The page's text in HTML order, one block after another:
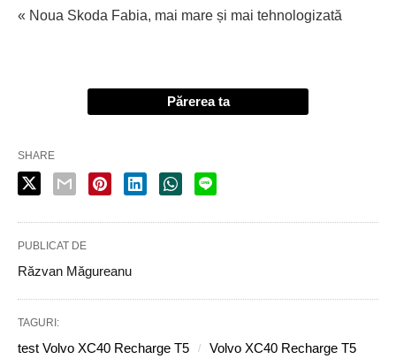
« Noua Skoda Fabia, mai mare și mai tehnologizată
Părerea ta
SHARE
PUBLICAT DE
Răzvan Măgureanu
TAGURI:
test Volvo XC40 Recharge T5 Volvo XC40 Recharge T5